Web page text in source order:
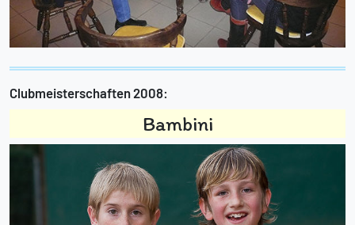
Clubmeisterschaften 2008:
Bambini